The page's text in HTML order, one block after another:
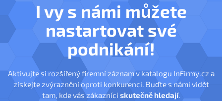
I vy s námi můžete
nastartovat své
podnikání!
Aktivujte si rozšířený firemní záznam v katalogu InFirmy.cz a
získejte zvýraznění oproti konkurenci. Buďte s námi vidět
tam, kde vás zákazníci skutečně hledají.